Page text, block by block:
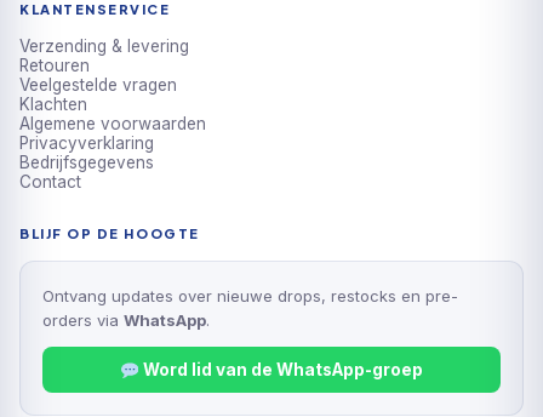
KLANTENSERVICE
Verzending & levering
Retouren
Veelgestelde vragen
Klachten
Algemene voorwaarden
Privacyverklaring
Bedrijfsgegevens
Contact
BLIJF OP DE HOOGTE
Ontvang updates over nieuwe drops, restocks en pre-
orders via WhatsApp.
Word lid van de WhatsApp-groep